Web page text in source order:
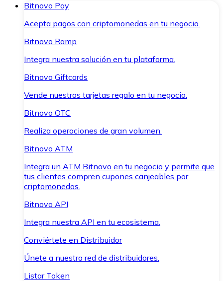
Bitnovo Pay
Acepta pagos con criptomonedas en tu negocio.
Bitnovo Ramp
Integra nuestra solución en tu plataforma.
Bitnovo Giftcards
Vende nuestras tarjetas regalo en tu negocio.
Bitnovo OTC
Realiza operaciones de gran volumen.
Bitnovo ATM
Integra un ATM Bitnovo en tu negocio y permite que
tus clientes compren cupones canjeables por
criptomonedas.
Bitnovo API
Integra nuestra API en tu ecosistema.
Conviértete en Distribuidor
Únete a nuestra red de distribuidores.
Listar Token